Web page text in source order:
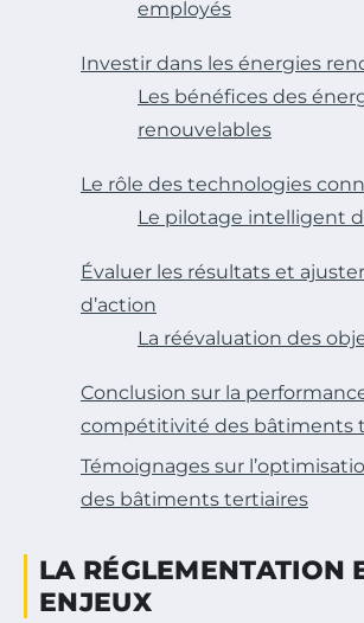
employés
Investir dans les énergies
Les bénéfices des
renouvelables
Le rôle des technologies
Le pilotage intelligent
Évaluer les résultats et
d’action
La réévaluation des
Conclusion sur la
compétitivité des bâtiments
Témoignages sur
des bâtiments tertiaires
LA RÉGLEMENTATION
ENJEUX